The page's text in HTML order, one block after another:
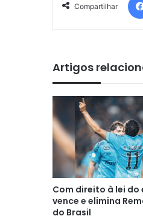
Compartilhar
Artigos
Com direito à lei do
vence e elimina
do Brasil